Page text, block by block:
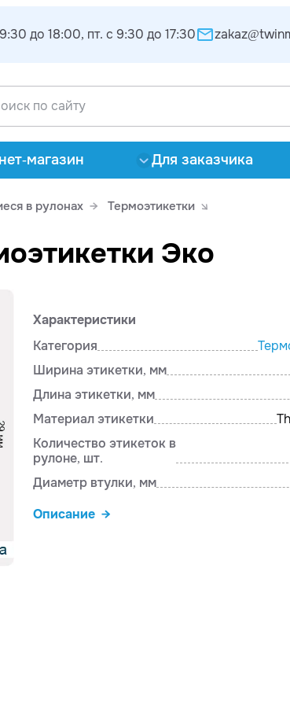
до 18:00, пт. с 9:30 до 17:30
магазин Для заказчика
в рулонах Термоэтикетки
Эко
Характеристики
Категория
Ширина этикетки, мм
Длина этикетки, мм
Материал этикетки
Количество этикеток в
рулоне, шт.
Диаметр втулки, мм
Описание